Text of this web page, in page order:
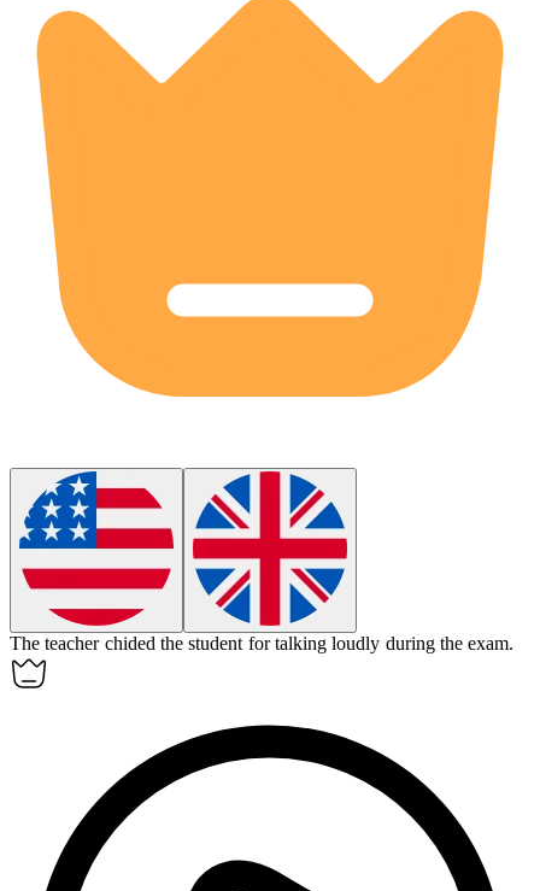
The teacher chided the student for talking loudly during the exam.